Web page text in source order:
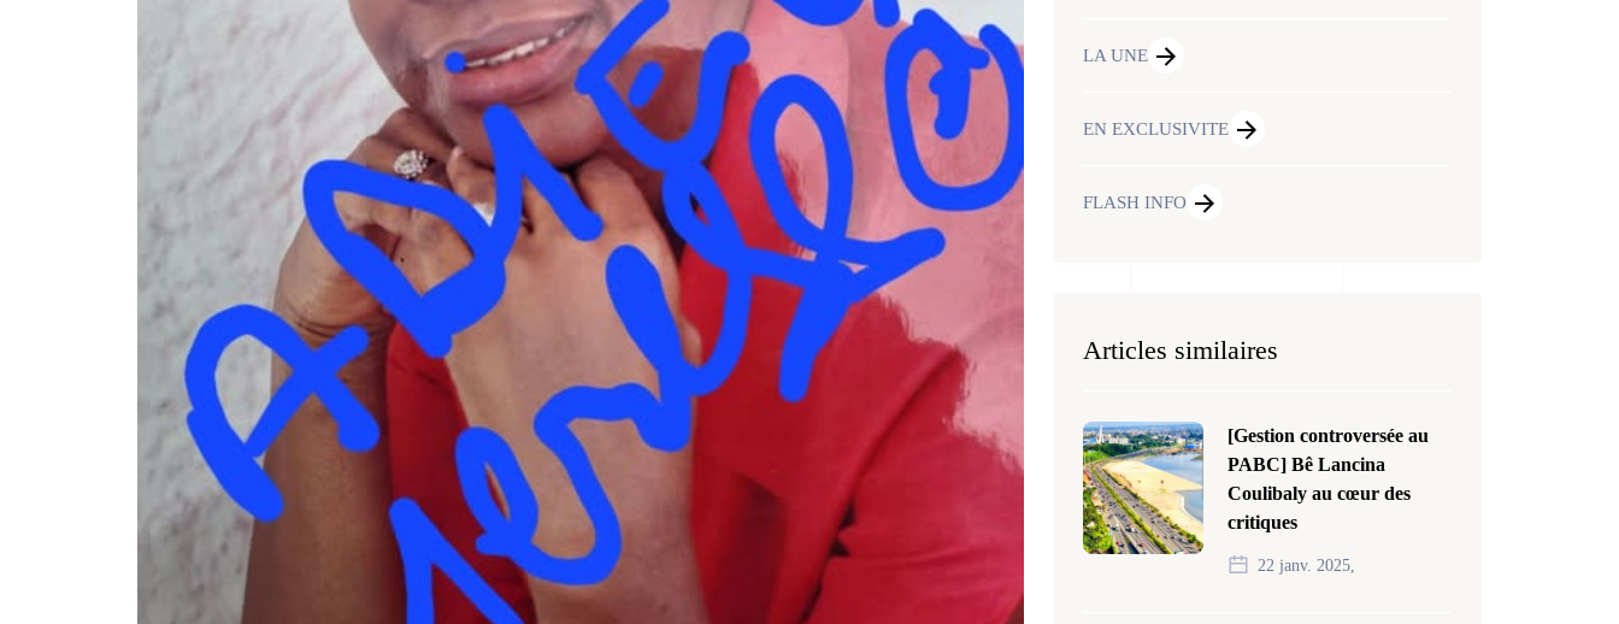
LA UNE
EN EXCLUSIVITE
FLASH INFO
Articles similaires
[Gestion controversée au
PABC] Bê Lancina
Coulibaly au cœur des
critiques
22 janv. 2025,